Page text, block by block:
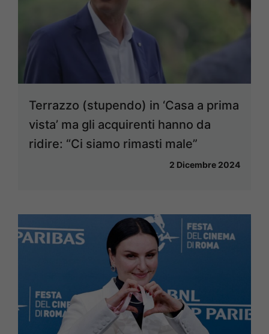
Terrazzo (stupendo) in ‘Casa a prima
vista’ ma gli acquirenti hanno da
ridire: “Ci siamo rimasti male”
2 Dicembre 2024